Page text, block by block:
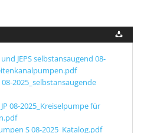
JEPS selbstansaugend 08-
2025_selbstansaugende
08-2025_Kreiselpumpe für
S 08-2025_Katalog.pdf